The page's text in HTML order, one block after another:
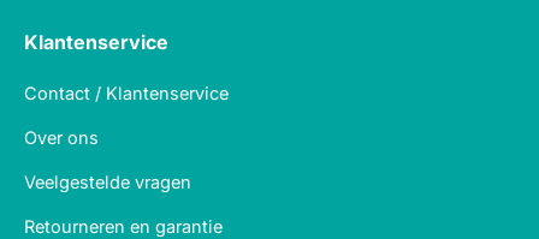
Klantenservice
Contact / Klantenservice
Over ons
Veelgestelde vragen
Retourneren en garantie